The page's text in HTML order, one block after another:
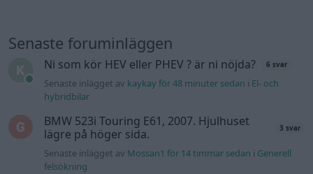
Senaste foruminläggen
Ni som kör HEV eller PHEV ? är ni nöjda? 6 svar
Senaste inlägget av kaykay för 48 minuter sedan i El- och
hybridbilar
BMW 523i Touring E61, 2007. Hjulhuset
lägre på höger sida.
3 svar
Senaste inlägget av Mossan1 för 14 timmar sedan i Generell
felsökning